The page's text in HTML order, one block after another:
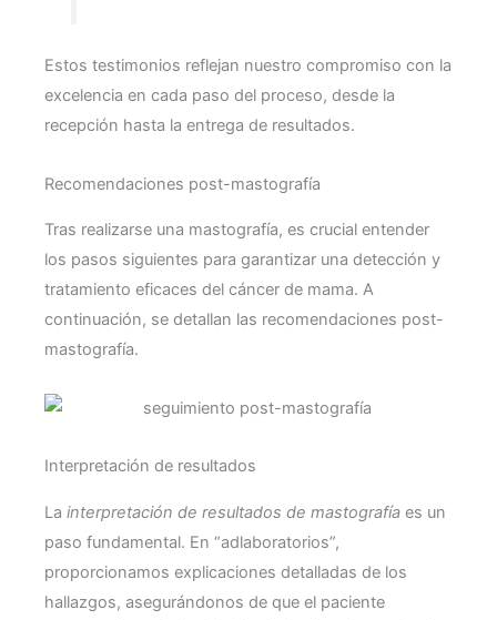
Estos testimonios reflejan nuestro compromiso con la
excelencia en cada paso del proceso, desde la
recepción hasta la entrega de resultados.
Recomendaciones post-mastografía
Tras realizarse una mastografía, es crucial entender
los pasos siguientes para garantizar una detección y
tratamiento eficaces del cáncer de mama. A
continuación, se detallan las recomendaciones post-
mastografía.
Interpretación de resultados
La interpretación de resultados de mastografía es un
paso fundamental. En “adlaboratorios”,
proporcionamos explicaciones detalladas de los
hallazgos, asegurándonos de que el paciente